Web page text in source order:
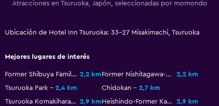
Atracciones en Tsuruoka, Japón, seleccionadas por momondo
Ubicación de Hotel Inn Tsuruoka: 33-27 Misakimachi, Tsuruoka
Mejores lugares de interés
Former Shibuya Family Residence of Layered House 2,2 km Former Nishitagawa-gun County Office
2,2 km
Tsuruoka Park
2,4 km Chidokan
2,7 km
Tsuruoka Komakihara Stadium 2,9 km Heishindo-Former Kazama Family Residence 2,9 km